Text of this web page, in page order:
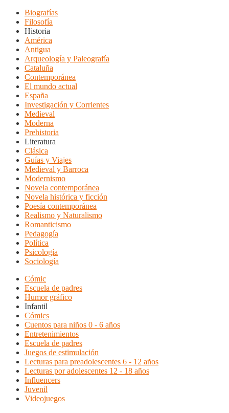
Biografías
Filosofía
Historia
América
Antigua
Arqueología y Paleografía
Cataluña
Contemporánea
El mundo actual
España
Investigación y Corrientes
Medieval
Moderna
Prehistoria
Literatura
Clásica
Guías y Viajes
Medieval y Barroca
Modernismo
Novela contemporánea
Novela histórica y ficción
Poesía contemporánea
Realismo y Naturalismo
Romanticismo
Pedagogía
Política
Psicología
Sociología
Cómic
Escuela de padres
Humor gráfico
Infantil
Cómics
Cuentos para niños 0 - 6 años
Entretenimientos
Escuela de padres
Juegos de estimulación
Lecturas para preadolescentes 6 - 12 años
Lecturas por adolescentes 12 - 18 años
Influencers
Juvenil
Videojuegos